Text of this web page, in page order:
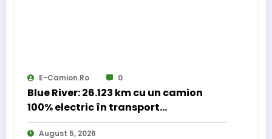
E-Camion.ro 0
Blue River: 26.123 km cu un camion
100% electric în transport
internațional
August 5, 2026